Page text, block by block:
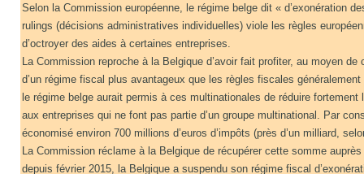
Selon la Commission européenne, le régime belge dit « d’exonération
rulings (décisions administratives individuelles) viole les règles
d’octroyer des aides à certaines entreprises.
La Commission reproche à la Belgique d’avoir fait profiter, au moyen
d’un régime fiscal plus avantageux que les règles fiscales
le régime belge aurait permis à ces multinationales de réduire
aux entreprises qui ne font pas partie d’un groupe multinational. Par
économisé environ 700 millions d’euros d’impôts (près d’un milliard,
La Commission réclame à la Belgique de récupérer cette somme
depuis février 2015, la Belgique a suspendu son régime fiscal